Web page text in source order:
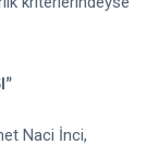
Naci İnci,